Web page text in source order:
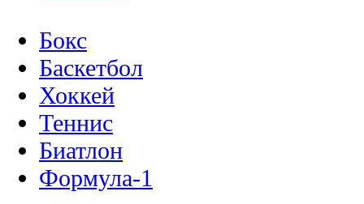
Бокс
Баскетбол
Хоккей
Теннис
Биатлон
Формула-1